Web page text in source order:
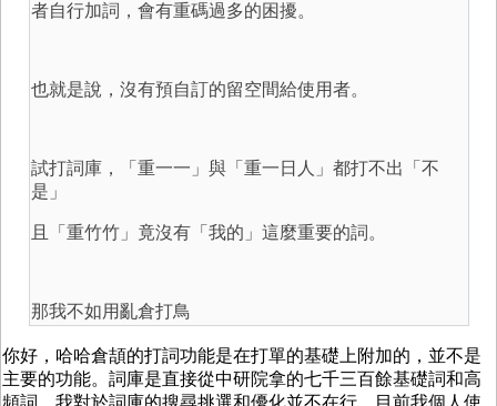
者自行加詞，會有重碼過多的困擾。
也就是說，沒有預自訂的留空間給使用者。
試打詞庫，「重一一」與「重一日人」都打不出「不
是」
且「重竹竹」竟沒有「我的」這麼重要的詞。
那我不如用亂倉打鳥
你好，哈哈倉頡的打詞功能是在打單的基礎上附加的，並不是
主要的功能。詞庫是直接從中研院拿的七千三百餘基礎詞和高